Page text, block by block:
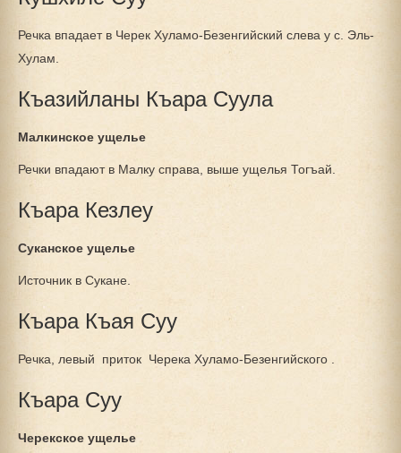
Речка впадает в Черек Хуламо-Безенгийский слева у с. Эль-
Хулам.
Къазийланы Къара Суула
Малкинское ущелье
Речки впадают в Малку справа, выше ущелья Тогъай.
Къара Кезлеу
Суканское ущелье
Источник в Сукане.
Къара Къая Суу
Речка, левый приток Черека Хуламо-Безенгийского .
Къара Суу
Черекское ущелье